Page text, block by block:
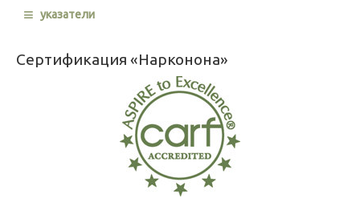
≡ указатели
Сертификация «Нарконона»